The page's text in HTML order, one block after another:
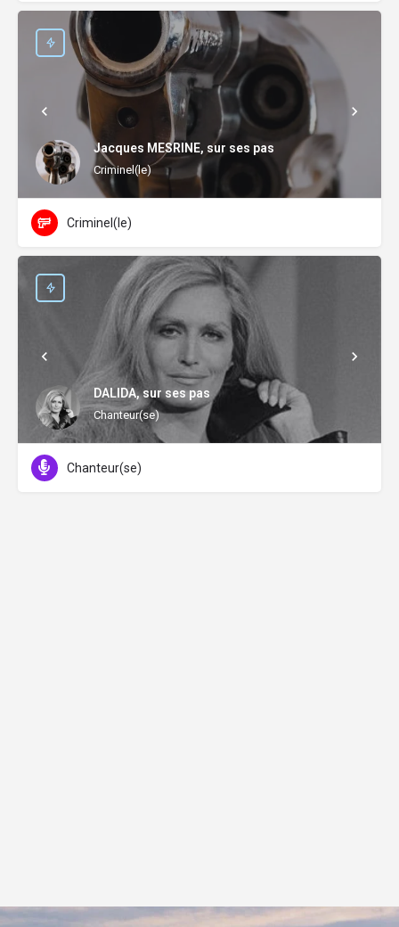
Jacques MESRINE, sur ses pas
Criminel(le)
Criminel(le)
DALIDA, sur ses pas
Chanteur(se)
Chanteur(se)